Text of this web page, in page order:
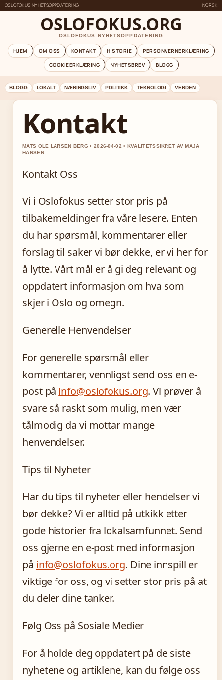
OSLOFOKUS NYHETSOPPDATERING NORSK
OSLOFOKUS.ORG
OSLOFOKUS NYHETSOPPDATERING
HJEM OM OSS KONTAKT HISTORIE
PERSONVERNERKLÆRING
COOKIEERKLÆRING
NYHETSBREV BLOGG
BLOGG LOKALT NÆRINGSLIV POLITIKK TEKNOLOGI VERDEN
Kontakt
MATS OLE LARSEN BERG • 2026-04-02 • KVALITETSSIKRET AV MAJA
HANSEN
Kontakt Oss
Vi i Oslofokus setter stor pris på
tilbakemeldinger fra våre lesere. Enten
du har spørsmål, kommentarer eller
forslag til saker vi bør dekke, er vi her for
å lytte. Vårt mål er å gi deg relevant og
oppdatert informasjon om hva som
skjer i Oslo og omegn.
Generelle Henvendelser
For generelle spørsmål eller
kommentarer, vennligst send oss en e-
post på info@oslofokus.org. Vi prøver å
svare så raskt som mulig, men vær
tålmodig da vi mottar mange
henvendelser.
Tips til Nyheter
Har du tips til nyheter eller hendelser vi
bør dekke? Vi er alltid på utkikk etter
gode historier fra lokalsamfunnet. Send
oss gjerne en e-post med informasjon
på info@oslofokus.org. Dine innspill er
viktige for oss, og vi setter stor pris på at
du deler dine tanker.
Følg Oss på Sosiale Medier
For å holde deg oppdatert på de siste
nyhetene og artiklene, kan du følge oss